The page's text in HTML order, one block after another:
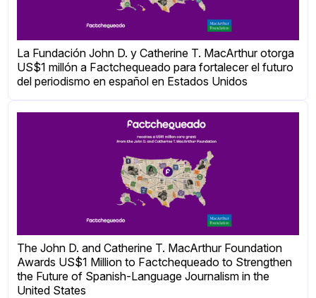
La Fundación John D. y Catherine T. MacArthur otorga
US$1 millón a Factchequeado para fortalecer el futuro
del periodismo en español en Estados Unidos
The John D. and Catherine T. MacArthur Foundation
Awards US$1 Million to Factchequeado to Strengthen
the Future of Spanish-Language Journalism in the
United States